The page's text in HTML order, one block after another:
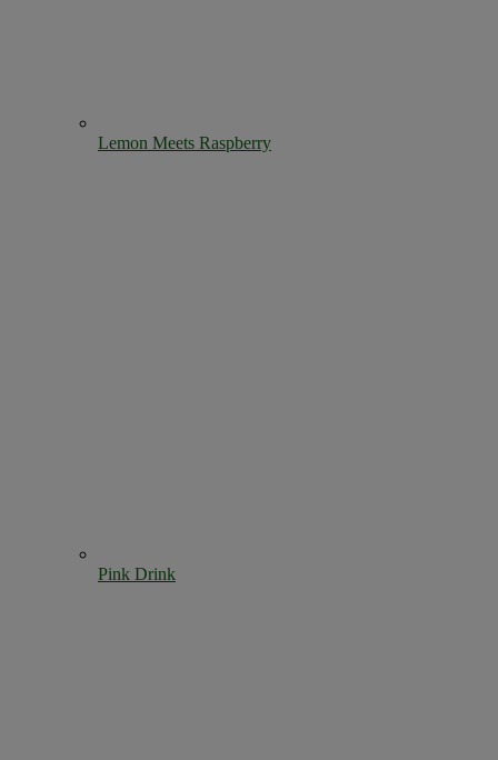
Lemon Meets Raspberry
Pink Drink